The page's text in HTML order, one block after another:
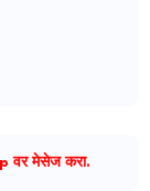
वर मेसेज करा.